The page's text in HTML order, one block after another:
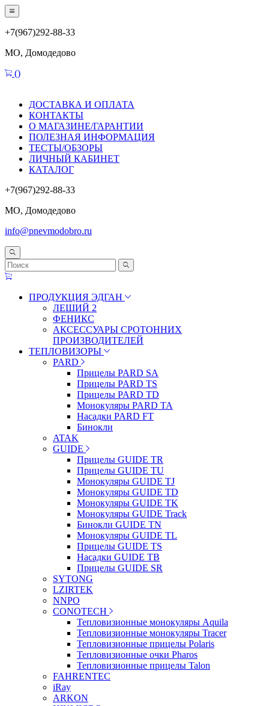
+7(967)292-88-33
МО, Домодедово
()
ДОСТАВКА И ОПЛАТА
КОНТАКТЫ
О МАГАЗИНЕ/ГАРАНТИИ
ПОЛЕЗНАЯ ИНФОРМАЦИЯ
ТЕСТЫ/ОБЗОРЫ
ЛИЧНЫЙ КАБИНЕТ
КАТАЛОГ
+7(967)292-88-33
МО, Домодедово
info@pnevmodobro.ru
ПРОДУКЦИЯ ЭДГАН
ЛЕШИЙ 2
ФЕНИКС
АКСЕССУАРЫ СРОТОННИХ
ПРОИЗВОДИТЕЛЕЙ
ТЕПЛОВИЗОРЫ
PARD
Прицелы PARD SA
Прицелы PARD TS
Прицелы PARD TD
Монокуляры PARD TA
Насадки PARD FT
Бинокли
ATAK
GUIDE
Прицелы GUIDE TR
Прицелы GUIDE TU
Монокуляры GUIDE TJ
Монокуляры GUIDE TD
Монокуляры GUIDE TK
Монокуляры GUIDE Track
Бинокли GUIDE TN
Монокуляры GUIDE TL
Прицелы GUIDE TS
Насадки GUIDE TB
Прицелы GUIDE SR
SYTONG
LZIRTEK
NNPO
CONOTECH
Тепловизионные монокуляры Aquila
Тепловизионные монокуляры Tracer
Тепловизионные прицелы Polaris
Тепловизионные очки Pharos
Тепловизионные прицелы Talon
FAHRENTEC
iRay
ARKON